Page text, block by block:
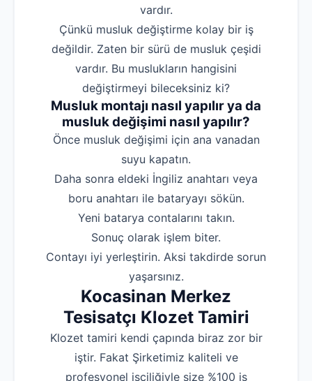
vardır.
Çünkü musluk değiştirme kolay bir iş
değildir. Zaten bir sürü de musluk çeşidi
vardır. Bu muslukların hangisini
değiştirmeyi bileceksiniz ki?
Musluk montajı nasıl yapılır ya da
musluk değişimi nasıl yapılır?
‌Önce musluk değişimi için ana vanadan
suyu kapatın.
‌Daha sonra eldeki İngiliz anahtarı veya
boru anahtarı ile bataryayı sökün.
‌Yeni batarya contalarını takın.
‌Sonuç olarak işlem biter.
‌Contayı iyi yerleştirin. Aksi takdirde sorun
yaşarsınız.
Kocasinan Merkez
Tesisatçı Klozet Tamiri
Klozet tamiri kendi çapında biraz zor bir
iştir. Fakat Şirketimiz kaliteli ve
profesyonel işçiliğiyle size %100 iş